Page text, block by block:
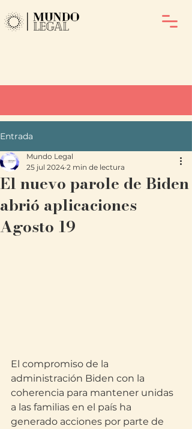
Entrada
El nuevo parole de Biden
abrió aplicaciones
Agosto 19
Mundo Legal
25 jul 2024 2 min de lectura
El compromiso de la
administración Biden con la
coherencia para mantener unidas
a las familias en el país ha
generado acciones por parte de